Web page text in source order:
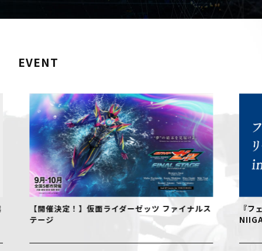
EVENT
【開催決定！】仮面ライダーゼッツ ファイナルス
テージ
『フェ